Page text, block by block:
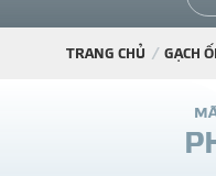
TRANG CHỦ GẠCH
M
P